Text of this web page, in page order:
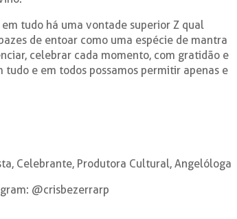
tudo há uma vontade superior Z qual
de entoar como uma espécie de mantra
celebrar cada momento, com gratidão e
e em todos possamos permitir apenas e
Celebrante, Produtora Cultural, Angelóloga
@crisbezerrarp